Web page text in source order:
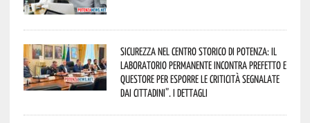
Sicurezza nel Centro Storico di Potenza: il
Laboratorio Permanente incontra Prefetto e
Questore per esporre le criticità segnalate
dai cittadini”. I dettagli